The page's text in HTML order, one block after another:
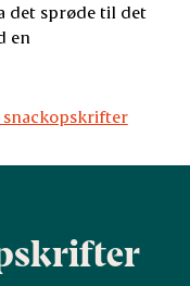
det sprøde til det
en
snackopskrifter